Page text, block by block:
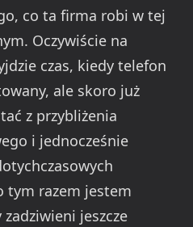
co ta firma robi w tej
Oczywiście na
czas, kiedy telefon
ale skoro już
z przybliżenia
i jednocześnie
tym razem jestem
jeszcze